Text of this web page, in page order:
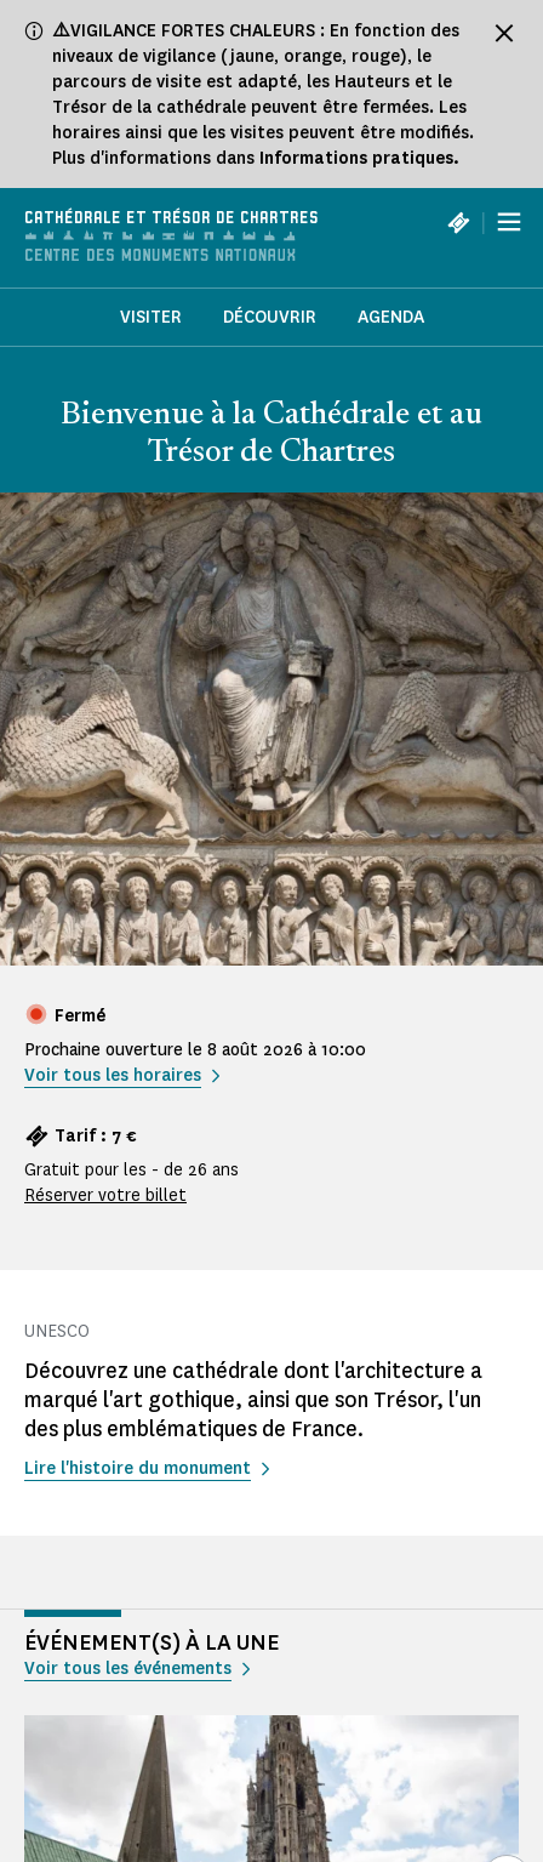
⚠️VIGILANCE FORTES CHALEURS : En fonction des
niveaux de vigilance (jaune, orange, rouge), le
parcours de visite est adapté, les Hauteurs et le
Trésor de la cathédrale peuvent être fermées. Les
horaires ainsi que les visites peuvent être modifiés.
Plus d'informations dans Informations pratiques.
CATHÉDRALE ET TRÉSOR DE CHARTRES |
VISITER DÉCOUVRIR AGENDA
Bienvenue à la Cathédrale et au
Trésor de Chartres
Fermé
Prochaine ouverture le 8 août 2026 à 10:00
Voir tous les horaires
Tarif : 7 €
Gratuit pour les - de 26 ans
Réserver votre billet
UNESCO
Découvrez une cathédrale dont l'architecture a
marqué l'art gothique, ainsi que son Trésor, l'un
des plus emblématiques de France.
Lire l'histoire du monument
ÉVÉNEMENT(S) À LA UNE
Voir tous les événements